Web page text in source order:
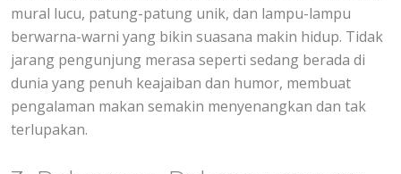
mural lucu, patung-patung unik, dan lampu-lampu
berwarna-warni yang bikin suasana makin hidup. Tidak
jarang pengunjung merasa seperti sedang berada di
dunia yang penuh keajaiban dan humor, membuat
pengalaman makan semakin menyenangkan dan tak
terlupakan.